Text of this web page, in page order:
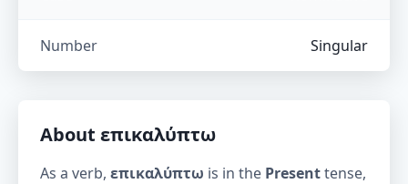
Number Singular
About επικαλύπτω
As a verb, επικαλύπτω is in the Presenttense,